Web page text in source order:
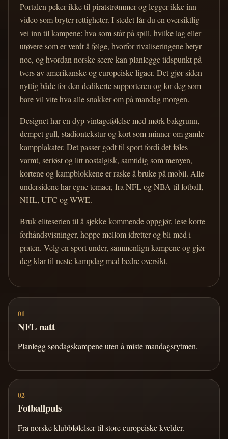
Portalen peker ikke til piratstrømmer og legger ikke inn
video som bryter rettigheter. I stedet får du en oversiktlig
vei inn til kampene: hva som står på spill, hvilke lag eller
utøvere som er verdt å følge, hvorfor rivaliseringene betyr
noe, og hvordan norske seere kan planlegge tidspunkt på
tvers av amerikanske og europeiske ligaer. Det gjør siden
nyttig både for den dedikerte supporteren og for deg som
bare vil vite hva alle snakker om på mandag morgen.
Designet har en dyp vintagefølelse med mørk bakgrunn,
dempet gull, stadiontekstur og kort som minner om gamle
kampplakater. Det passer godt til sport fordi det føles
varmt, seriøst og litt nostalgisk, samtidig som menyen,
kortene og kampblokkene er raske å bruke på mobil. Alle
undersidene har egne temaer, fra NFL og NBA til fotball,
NHL, UFC og WWE.
Bruk eliteserien til å sjekke kommende oppgjør, lese korte
forhåndsvisninger, hoppe mellom idretter og bli med i
praten. Velg en sport under, sammenlign kampene og gjør
deg klar til neste kampdag med bedre oversikt.
01
NFL natt
Planlegg søndagskampene uten å miste mandagsrytmen.
02
Fotballpuls
Fra norske klubbfølelser til store europeiske kvelder.